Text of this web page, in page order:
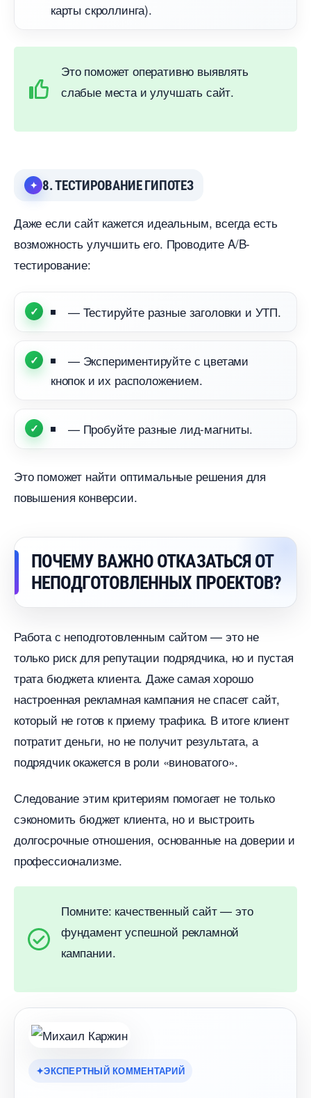
карты скроллинга).
Это поможет оперативно выявлять
слабые места и улучшать сайт.
8. ТЕСТИРОВАНИЕ ГИПОТЕЗ
Даже если сайт кажется идеальным, всегда есть
озможность улучшить его. Проводите A/B-
тестирование:
— Тестируйте разные заголовки и УТП.
— Экспериментируйте с цветами
кнопок и их расположением.
— Пробуйте разные лид-магниты.
Это поможет найти оптимальные решения для
повышения конверсии.
ПОЧЕМУ ВАЖНО ОТКАЗАТЬСЯ ОТ
НЕПОДГОТОВЛЕННЫХ ПРОЕКТОВ?
Работа с неподготовленным сайтом — это не
только риск для репутации подрядчика, но и пустая
трата бюджета клиента. Даже самая хорошо
настроенная рекламная кампания не спасет сайт,
который не готов к приему трафика. В итоге клиент
потратит деньги, но не получит результата, а
подрядчик окажется в роли «виноватого».
Следование этим критериям помогает не только
сэкономить бюджет клиента, но и выстроить
долгосрочные отношения, основанные на доверии и
профессионализме.
Помните: качественный сайт — это
фундамент успешной рекламной
кампании.
ЭКСПЕРТНЫЙ КОММЕНТАРИЙ